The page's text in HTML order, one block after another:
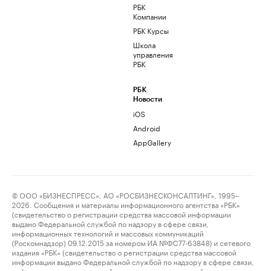
РБК
Компании
РБК Курсы
Школа
управления
РБК
РБК
Новости
iOS
Android
AppGallery
© ООО «БИЗНЕСПРЕСС», АО «РОСБИЗНЕСКОНСАЛТИНГ», 1995–
2026. Сообщения и материалы информационного агентства «РБК»
(свидетельство о регистрации средства массовой информации
выдано Федеральной службой по надзору в сфере связи,
информационных технологий и массовых коммуникаций
(Роскомнадзор) 09.12.2015 за номером ИА №ФС77-63848) и сетевого
издания «РБК» (свидетельство о регистрации средства массовой
информации выдано Федеральной службой по надзору в сфере связи,